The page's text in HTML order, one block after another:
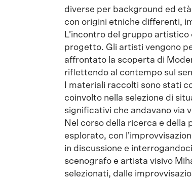
diverse per background ed
con origini etniche differenti,
L’incontro del gruppo
progetto. Gli artisti vengono
affrontato la scoperta di
riflettendo al contempo sul
I materiali raccolti sono stati
coinvolto nella selezione di
significativi che andavano via
Nel corso della ricerca e
esplorato, con
in discussione e
scenografo e artista visivo
selezionati, dalle